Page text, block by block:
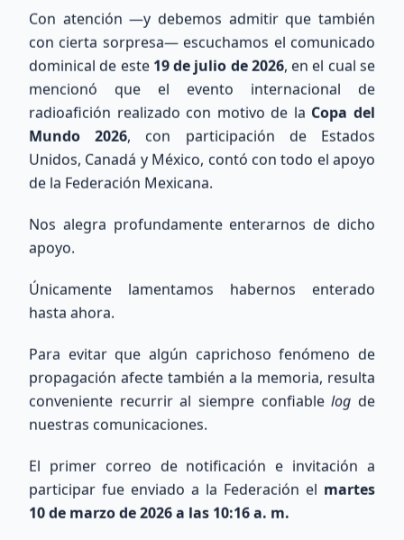
Explora nuestra Área Técnica y Calculadora de Antenas
Búsqueda Internacional
QRZ
Consulta información de indicativos de todo el
mundo utilizando la base de datos de QRZ.com.
Buscar
Con atención —y debemos admitir que también
con cierta sorpresa— escuchamos el comunicado
dominical de este 19 de julio de 2026, en el cual se
mencionó que el evento internacional de
radioafición realizado con motivo de la Copa del
Mundo 2026, con participación de Estados
Unidos, Canadá y México, contó con todo el apoyo
de la Federación Mexicana.
Nos alegra profundamente enterarnos de dicho
apoyo.
Únicamente lamentamos habernos enterado
hasta ahora.
Para evitar que algún caprichoso fenómeno de
propagación afecte también a la memoria, resulta
conveniente recurrir al siempre confiablelog de
nuestras comunicaciones.
El primer correo de notificación e invitación a
participar fue enviado a la Federación el martes
10 de marzo de 2026 a las 10:16 a. m.